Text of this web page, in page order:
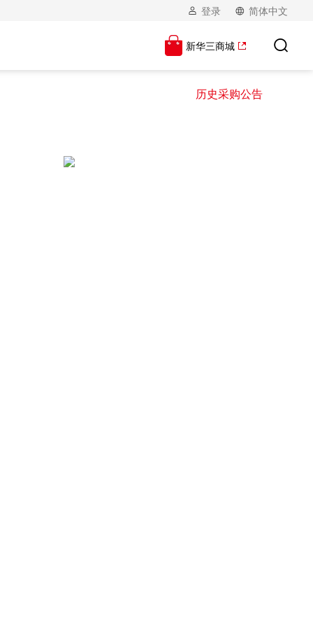
登录 简体中文
新华三商城
历史采购公告